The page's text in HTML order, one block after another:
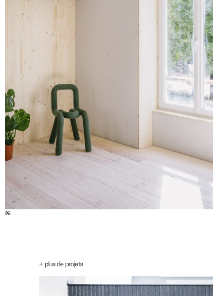
09.
+ plus de projets